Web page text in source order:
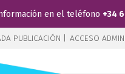
en el teléfono +34
PUBLICACIÓN | ACCESO